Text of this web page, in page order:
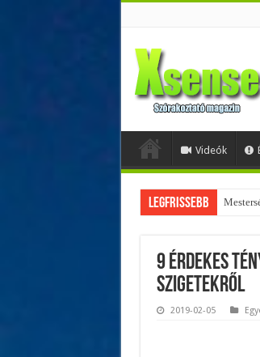
Videók
Legfrissebb Az
9 érdekes
szigetekről
2019-02-05